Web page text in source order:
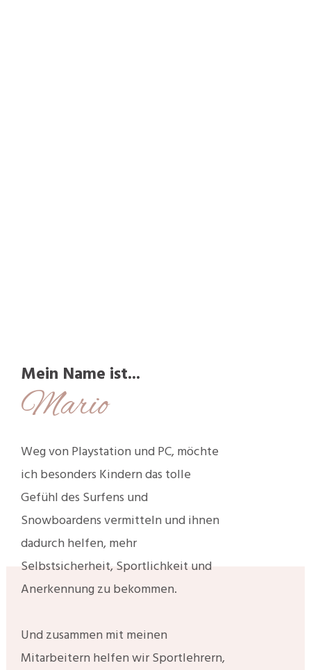
Mein Name ist...
Mario
Weg von Playstation und PC, möchte
ich besonders Kindern das tolle
Gefühl des Surfens und
Snowboardens vermitteln und ihnen
dadurch helfen, mehr
Selbstsicherheit, Sportlichkeit und
Anerkennung zu bekommen.
Und zusammen mit meinen
Mitarbeitern helfen wir Sportlehrern,